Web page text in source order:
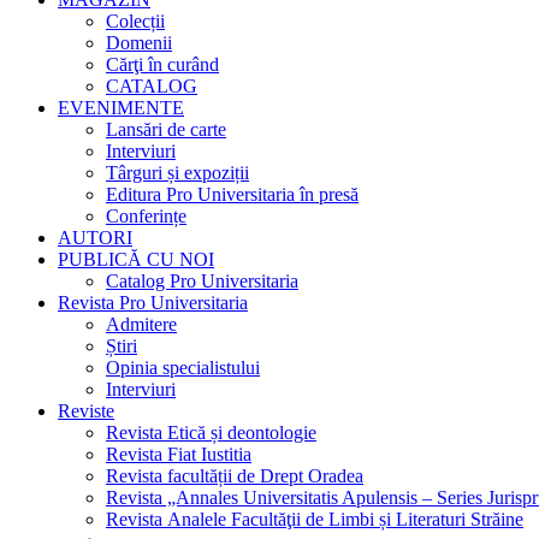
Colecții
Domenii
Cărţi în curând
CATALOG
EVENIMENTE
Lansări de carte
Interviuri
Târguri și expoziții
Editura Pro Universitaria în presă
Conferințe
AUTORI
PUBLICĂ CU NOI
Catalog Pro Universitaria
Revista Pro Universitaria
Admitere
Știri
Opinia specialistului
Interviuri
Reviste
Revista Etică și deontologie
Revista Fiat Iustitia
Revista facultății de Drept Oradea
Revista „Annales Universitatis Apulensis – Series
Revista Analele Facultăţii de Limbi și Literaturi Străine